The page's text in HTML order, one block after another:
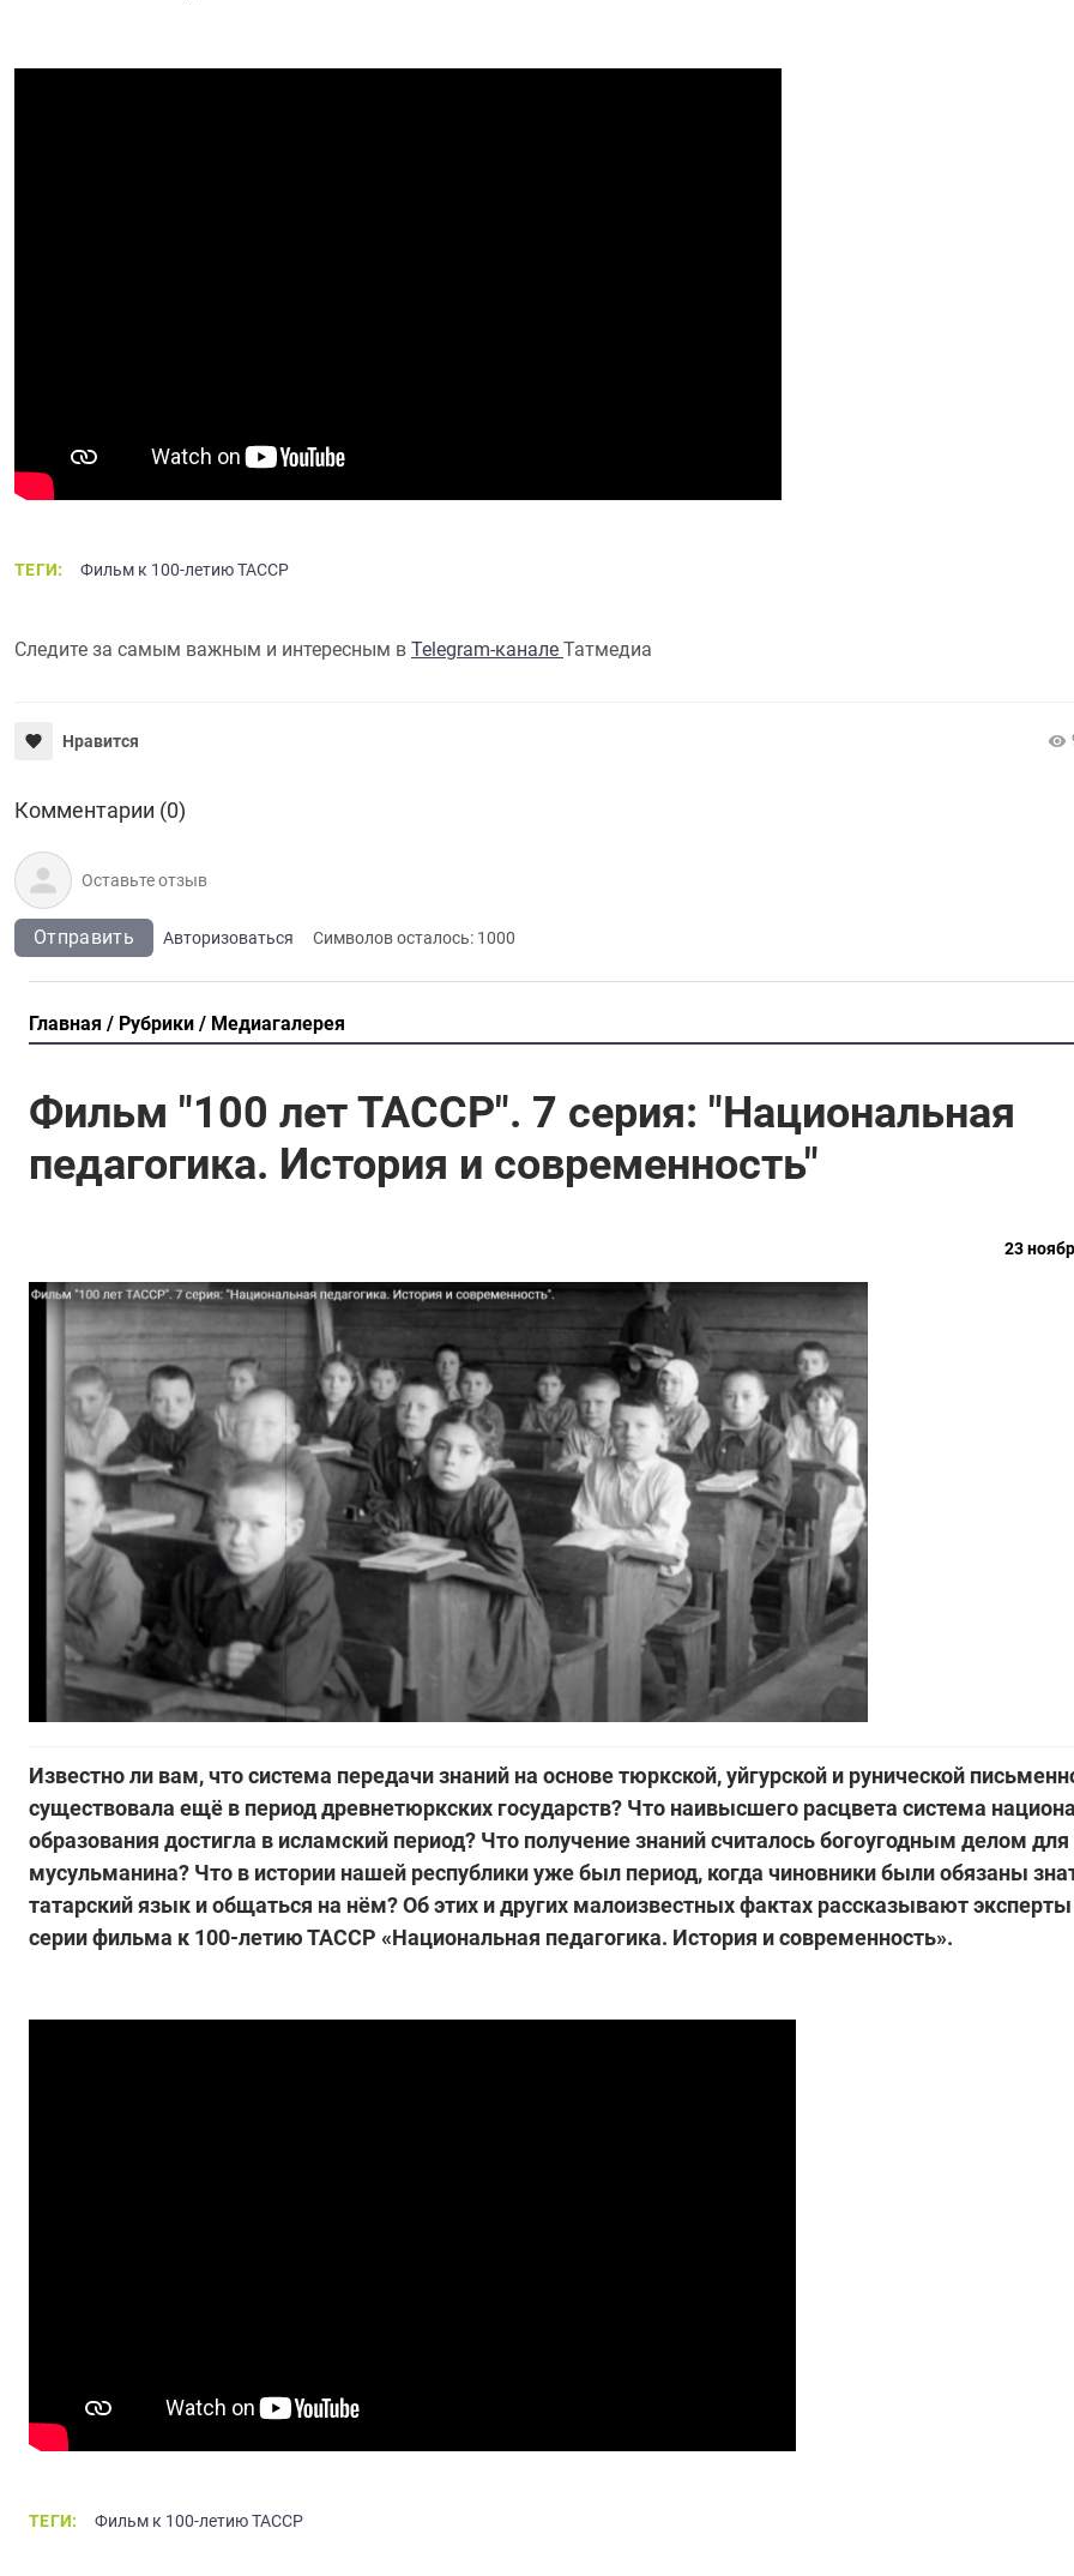
ТЕГИ: Фильм к 100-летию ТАССР
Следите за самым важным и интересным в Telegram-канале Татмедиа
Нравится
Комментарии (0)
Отправить Авторизоваться Символов осталось: 1000
Главная Рубрики Медиагалерея
Фильм "100 лет ТАССР". 7 серия: "Национальная
педагогика. История и современность"
23
Известно ли вам, что система передачи знаний на основе тюркской, уйгурской и рунической
существовала ещё в период древнетюркских государств? Что наивысшего расцвета система
образования достигла в исламский период? Что получение знаний считалось богоугодным делом
мусульманина? Что в истории нашей республики уже был период, когда чиновники были обязаны
татарский язык и общаться на нём? Об этих и других малоизвестных фактах рассказывают
серии фильма к 100-летию ТАССР «Национальная педагогика. История и современность».
ТЕГИ: Фильм к 100-летию ТАССР